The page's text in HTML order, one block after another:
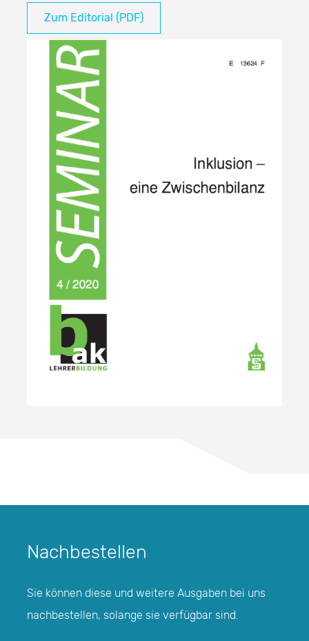
Zum Editorial (PDF)
Nachbestellen
Sie können diese und weitere Ausgaben bei uns
nachbestellen, solange sie verfügbar sind.